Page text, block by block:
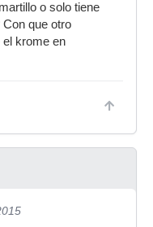
o solo tiene
que otro
krome en